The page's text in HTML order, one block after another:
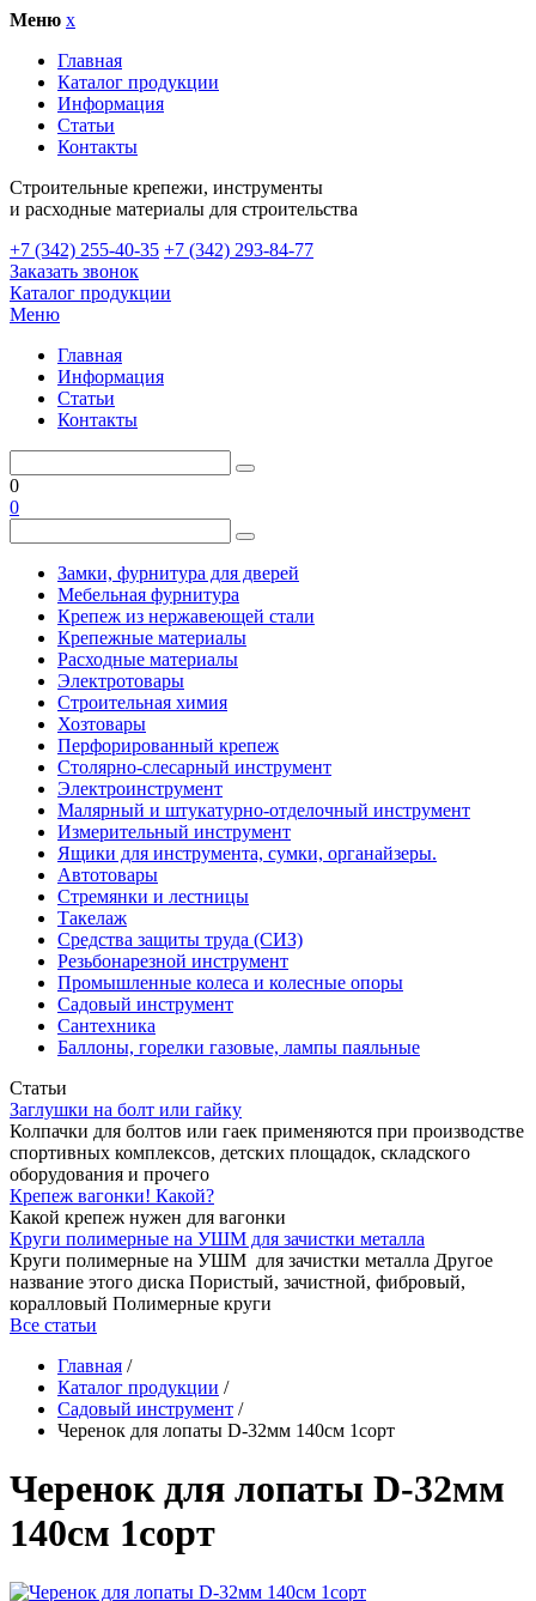
Меню x
Главная
Каталог продукции
Информация
Статьи
Контакты
Cтроительные крепежи, инструменты
и расходные материалы для строительства
+7 (342) 255-40-35 +7 (342) 293-84-77
Заказать звонок
Каталог продукции
Меню
Главная
Информация
Статьи
Контакты
0
0
Замки, фурнитура для дверей
Мебельная фурнитура
Крепеж из нержавеющей стали
Крепежные материалы
Расходные материалы
Электротовары
Строительная химия
Хозтовары
Перфорированный крепеж
Столярно-слесарный инструмент
Электроинструмент
Малярный и штукатурно-отделочный инструмент
Измерительный инструмент
Ящики для инструмента, сумки, органайзеры.
Автотовары
Стремянки и лестницы
Такелаж
Средства защиты труда (СИЗ)
Резьбонарезной инструмент
Промышленные колеса и колесные опоры
Садовый инструмент
Сантехника
Баллоны, горелки газовые, лампы паяльные
Статьи
Заглушки на болт или гайку
Колпачки для болтов или гаек применяются при производстве
спортивных комплексов, детских площадок, складского
оборудования и прочего
Крепеж вагонки! Какой?
Какой крепеж нужен для вагонки
Круги полимерные на УШМ для зачистки металла
Круги полимерные на УШМ для зачистки металла Другое
название этого диска Пористый, зачистной, фибровый,
коралловый Полимерные круги
Все статьи
Главная /
Каталог продукции /
Садовый инструмент /
Черенок для лопаты D-32мм 140см 1сорт
Черенок для лопаты D-32мм
140см 1сорт